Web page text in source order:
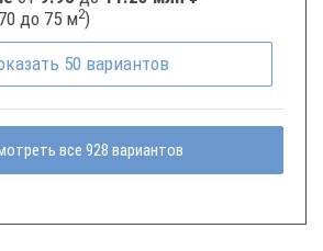
до 75 м2)
50 вариантов
все 928 вариантов